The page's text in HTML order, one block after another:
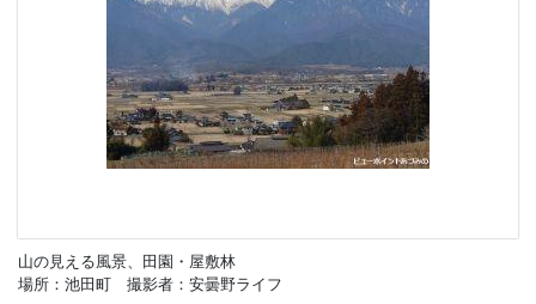
山の見える風景、田園・屋敷林
場所：池田町 撮影者：安曇野ライフ